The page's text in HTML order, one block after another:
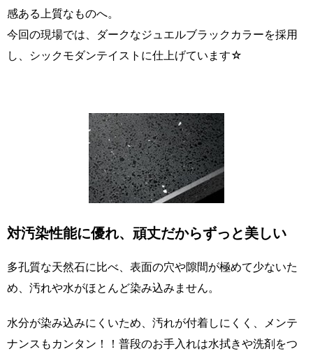
感ある上質なものへ。
今回の現場では、ダークなジュエルブラックカラーを採用
し、シックモダンテイストに仕上げています☆
対汚染性能に優れ、頑丈だからずっと美しい
多孔質な天然石に比べ、表面の穴や隙間が極めて少ないた
め、汚れや水がほとんど染み込みません。
水分が染み込みにくいため、汚れが付着しにくく、メンテ
ナンスもカンタン！！普段のお手入れは水拭きや洗剤をつ